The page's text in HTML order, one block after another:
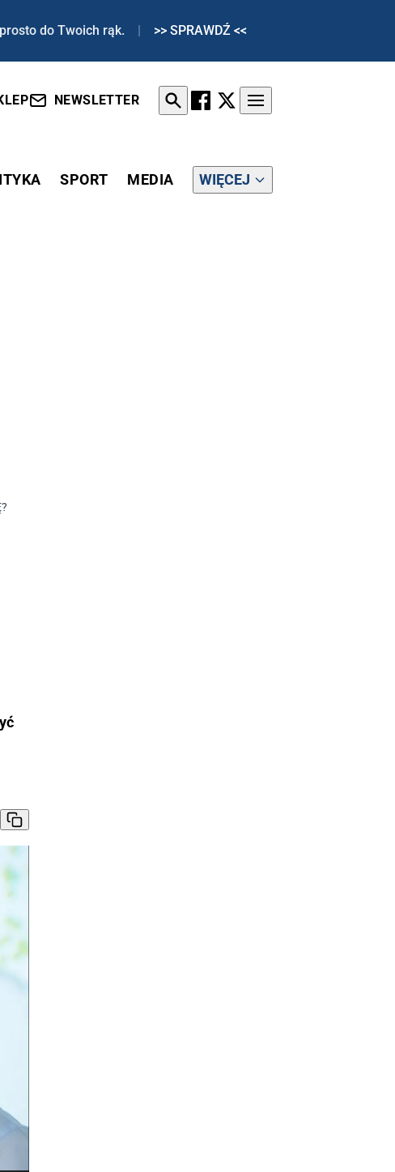
do Twoich rąk. | >> SPRAWDŹ <<
NEWSLETTER
SPORT MEDIA WIĘCEJ